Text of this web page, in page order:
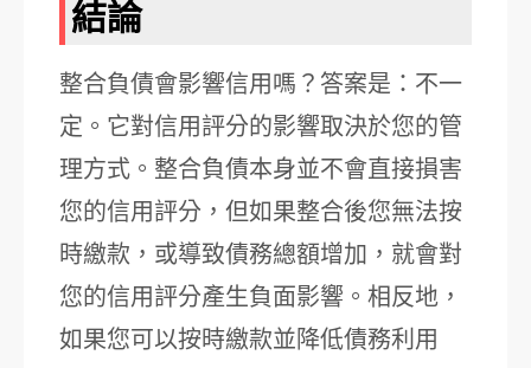
結論
整合負債會影響信用嗎？答案是：不一
定。它對信用評分的影響取決於您的管
理方式。整合負債本身並不會直接損害
您的信用評分，但如果整合後您無法按
時繳款，或導致債務總額增加，就會對
您的信用評分產生負面影響。相反地，
如果您可以按時繳款並降低債務利用